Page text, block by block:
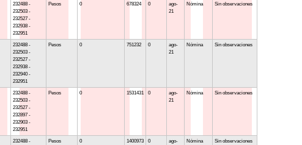
232488 -
232503 -
232527 -
232938 -
232951
Pesos 0 678324 0
ago-
21
Nómina Sin observaciones
232488 -
232503 -
232527 -
232938 -
232940 -
232951
Pesos 0 751232 0
ago-
21
Nómina Sin observaciones
232488 -
232503 -
232527 -
232897 -
232903 -
232951
Pesos 0 1531431 0
ago-
21
Nómina Sin observaciones
232488 -
Pesos 0 1400973 0
ago-
Nómina Sin observaciones